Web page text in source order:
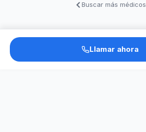
Buscar más médicos
Llamar ahora